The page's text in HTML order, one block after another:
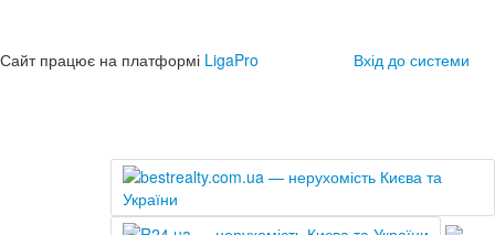
Сайт працює на платформі LigaPro Вхід до системи